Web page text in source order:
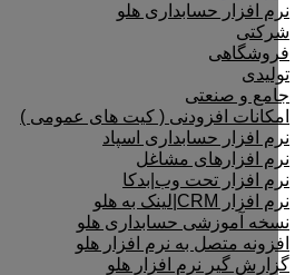
نرم افزار حسابداری هلو
شرکتی
فروشگاهی
تولیدی
جامع و صنعتی
امکانات افزودنی ( کیت های عمومی )
نرم افزار حسابداری اسپاد
نرم افزارهای مشاغل
نرم افزار تحت وب|بدکا
نرم افزار CRM|لینک به هلو
نسخه آموزشی حسابداری هلو
افزونه متصل به نرم افزار هلو
گزارش گیر نرم افزار هلو